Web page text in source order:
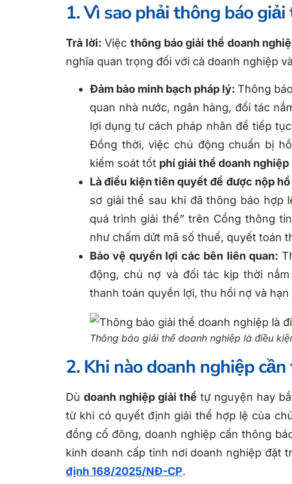
1. Vì sao phải thông báo
Trả lời: Việcthông báo giải thể doanh
nghĩa quan trọng đối với cả doanh nghiệp
Đảm bảo minh bạch pháp lý:Thông
quan nhà nước, ngân hàng, đối tác
lợi dụng tư cách pháp nhân để tiếp
Đồng thời, việc chủ động chuẩn bị
kiểm soát tốt phí giải thể doanh nghiệp
Là điều kiện tiên quyết để được nộp
sơ giải thể sau khi đã thông báo hợp
quá trình giải thể” trên Cổng thông
như chấm dứt mã số thuế, quyết toán
Bảo vệ quyền lợi các bên liên quan:
động, chủ nợ và đối tác kịp thời
thanh toán quyền lợi, thu hồi nợ và
Thông báo giải thể doanh nghiệp là điều
2. Khi nào doanh nghiệp
Dù doanh nghiệp giải thể tự nguyện hay
từ khi có quyết định giải thể hợp lệ của
đồng cổ đông, doanh nghiệp cần thông
kinh doanh cấp tỉnh nơi doanh nghiệp đặt
định 168/2025/NĐ-CP.